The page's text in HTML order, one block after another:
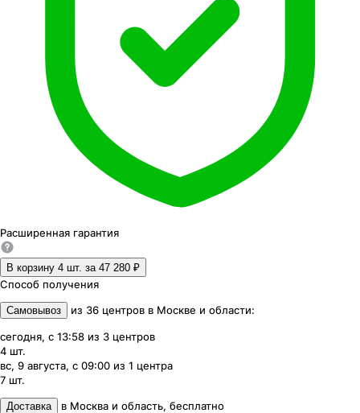
Расширенная гарантия
В корзину 4 шт. за 47 280 ₽
Способ получения
Самовывоз из 36 центров в Москве и области:
сегодня, с 13:58 из 3 центров
4 шт.
вс, 9 августа, с 09:00 из 1 центра
7 шт.
Доставка в Москва и область, бесплатно